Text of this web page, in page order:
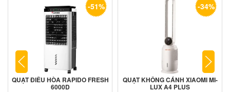
-51%
QUẠT ĐIỀU HÒA RAPIDO FRESH
6000D
-34%
QUẠT KHÔNG CÁNH XIAOMI MI-
LUX A4 PLUS